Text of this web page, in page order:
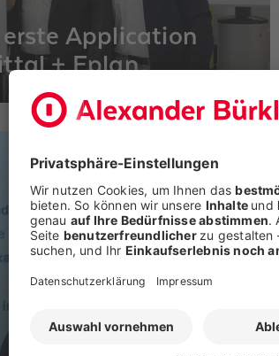
Application
+ Eplan
Rittal-Geschäftsführer Uwe
Basler (Alexander Bürkle
allen Besuchern des Forums.
Unternehmen